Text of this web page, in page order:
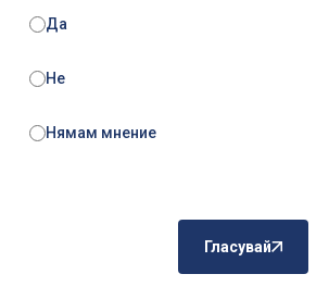
Да
Не
Нямам мнение
Гласувай